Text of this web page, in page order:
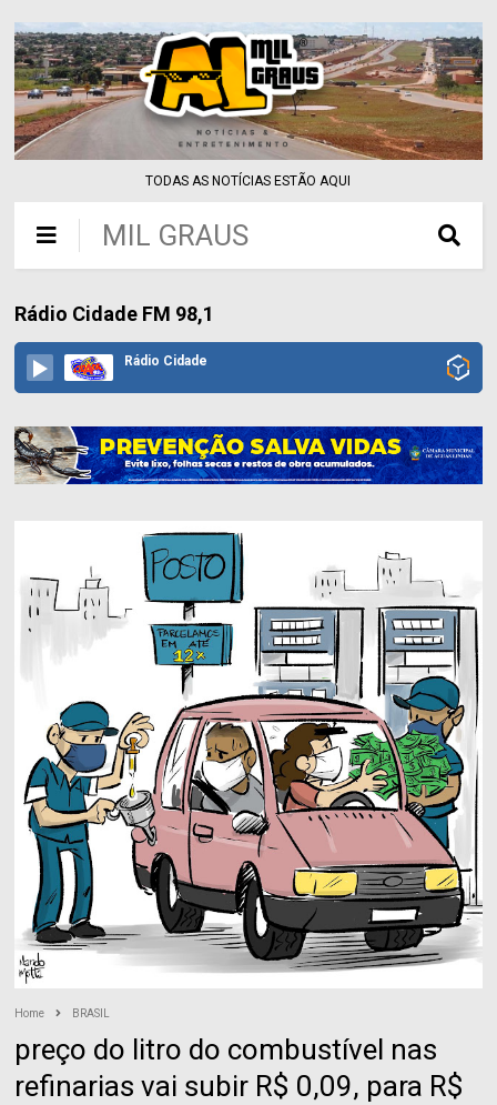
TODAS AS NOTÍCIAS ESTÃO AQUI
MIL GRAUS
Rádio Cidade FM 98,1
Rádio Cidade
Home BRASIL
preço do litro do combustível nas
refinarias vai subir R$ 0,09, para R$